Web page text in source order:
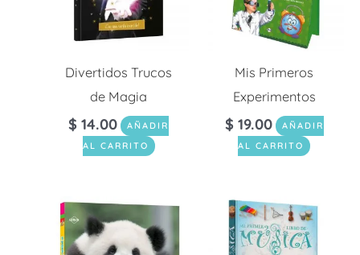
Divertidos Trucos
de Magia
$ 14.00
AÑADIR
AL CARRITO
Mis Primeros
Experimentos
$ 19.00
AÑADIR
AL CARRITO